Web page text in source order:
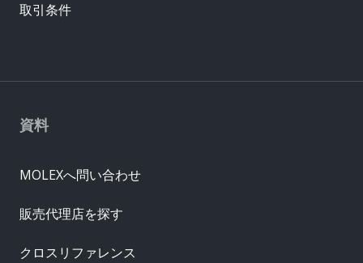
資料
MOLEXへ問い合わせ
販売代理店を探す
クロスリファレンス
取引条件